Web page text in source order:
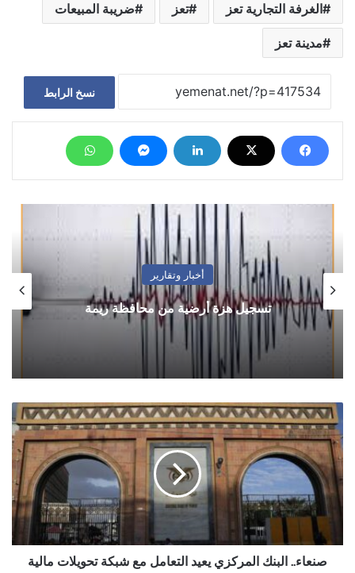
الغرفة التجارية تعز تعز ضريبة المبيعات
مدينة تعز
نسخ الرابط
أخبار وتقارير
تسجيل هزة أرضية من محافظة ريمة
صنعاء..
البنك
المركزي
يعيد
التعامل
مع
شبكة
تحويلات
مالية
صنعاء.. البنك المركزي يعيد التعامل مع شبكة تحويلات مالية